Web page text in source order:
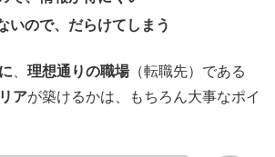
いので、だらけてしまう
理想通りの職場（転職先）である
アが築けるかは、もちろん大事なポイ